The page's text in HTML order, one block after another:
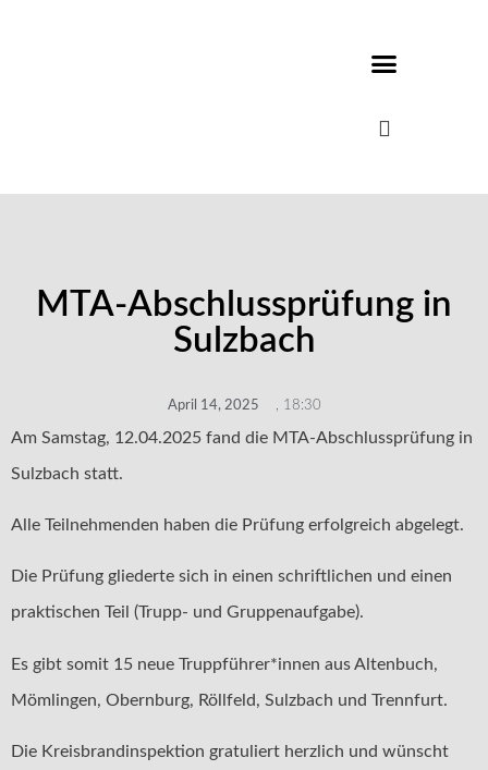
MTA-Abschlussprüfung in
Sulzbach
April 14, 2025 18:30
Am Samstag, 12.04.2025 fand die MTA-Abschlussprüfung in
Sulzbach statt.
Alle Teilnehmenden haben die Prüfung erfolgreich abgelegt.
Die Prüfung gliederte sich in einen schriftlichen und einen
praktischen Teil (Trupp- und Gruppenaufgabe).
Es gibt somit 15 neue Truppführer*innen aus Altenbuch,
Mömlingen, Obernburg, Röllfeld, Sulzbach und Trennfurt.
Die Kreisbrandinspektion gratuliert herzlich und wünscht